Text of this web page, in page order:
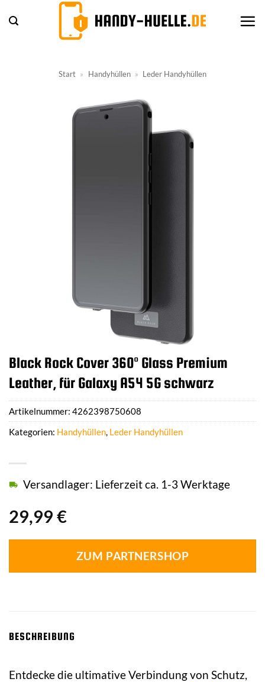
Inhalt
Start » Handyhüllen » Leder Handyhüllen
Black Rock Cover 360° Glass Premium
Leather, für Galaxy A54 5G schwarz
29,99 €
Versandlager: Lieferzeit ca. 1-3 Werktage
ZUM PARTNERSHOP
Artikelnummer: 4262398750608
Kategorien: Handyhüllen, Leder Handyhüllen
BESCHREIBUNG
Entdecke die ultimative Verbindung von Schutz,